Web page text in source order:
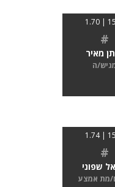
#
מאיר
ה
#
שפוני
מת אמצע